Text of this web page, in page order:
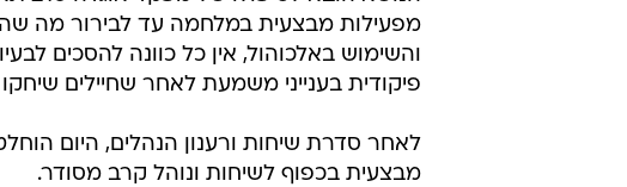
מפעילות מבצעית במלחמה עד לבירור מה
והשימוש באלכוהול, אין כל כוונה להסכים
פיקודית בענייני משמעת לאחר שחיילים
לאחר סדרת שיחות ורענון הנהלים, היום
מבצעית בכפוף לשיחות ונוהל קרב מסודר.